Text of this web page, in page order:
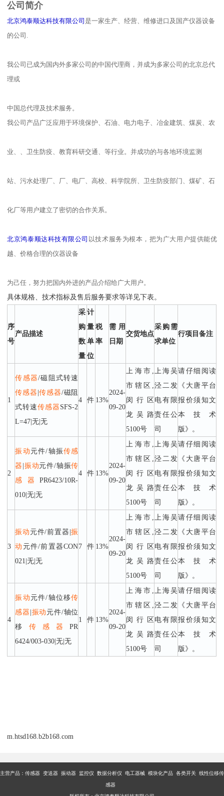
公司简介
北京鸿泰顺达科技有限公司 是一家生产、经营、维修进口及国产仪器设备
的公司.
我公司已成为国内外多家公司的中国代理商，并成为多家公司的北京总代
理或
中国总代理及技术服务。
我公司产品广泛应用于环境保护、石油、电力电子、冶金建筑、煤炭、农
业、、卫生防疫、教育科研交通、等行业。并成功的与各地环境监测
站、污水处理厂、厂、电厂、高校、科学院所、卫生防疫部门、煤矿、石
化厂等用户建立了密切的合作关系。
北京鸿泰顺达科技有限公司 以技术服务为根本，把为广大用户提供能优
越、价格合理的仪器设备
为己任，努力把国内外进的产品介绍给广大用户。
具体规格、技术指标及售后服务要求等详见下表。
序
号
产品描述
采
购
数
量
计
量
单
位
税
率
需用
日期
交货地点
采购需
求单位
行项目备注
1
传感器/磁阻式转速
传感器|传感器/磁阻
式转速传感器SFS-2
L=47|无|无
4 件 13%
2024-
09-20
上海市,
市辖区,
闵行区
龙吴路
5100号
上海吴
泾二发
电有限
责任公
司
请仔细阅读
《大唐平台
报价须知文
本技术
版》。
2
振动元件/轴振传感
器|振动元件/轴振传
感器PR6423/10R-
010|无|无
4 件 13%
2024-
09-20
上海市,
市辖区,
闵行区
龙吴路
5100号
上海吴
泾二发
电有限
责任公
司
请仔细阅读
《大唐平台
报价须知文
本技术
版》。
3
振动元件/前置器|振
动 元件/前置器CON
021|无|无
7 件 13%
2024-
09-20
上海市,
市辖区,
闵行区
龙吴路
5100号
上海吴
泾二发
电有限
责任公
司
请仔细阅读
《大唐平台
报价须知文
本技术
版》。
4
振动元件/轴位移传
感器|振动元件/轴位
移 传感器PR
6424/003-030|无|无
1 件 13%
2024-
09-20
上海市,
市辖区,
闵行区
龙吴路
5100号
上海吴
泾二发
电有限
责任公
司
请仔细阅读
《大唐平台
报价须知文
本技术
版》。
m.htsd168.b2b168.com
主营产品：传感器 变送器 振动器 监控仪 数据分析仪 电工器械 模块化产品 各类开关 线性位移传
感器